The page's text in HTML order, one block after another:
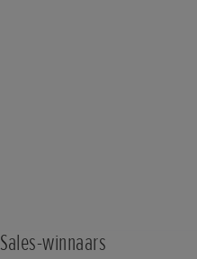
Sales-winnaars